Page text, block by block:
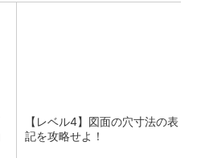
【レベル4】図面の穴寸法の表
記を攻略せよ！